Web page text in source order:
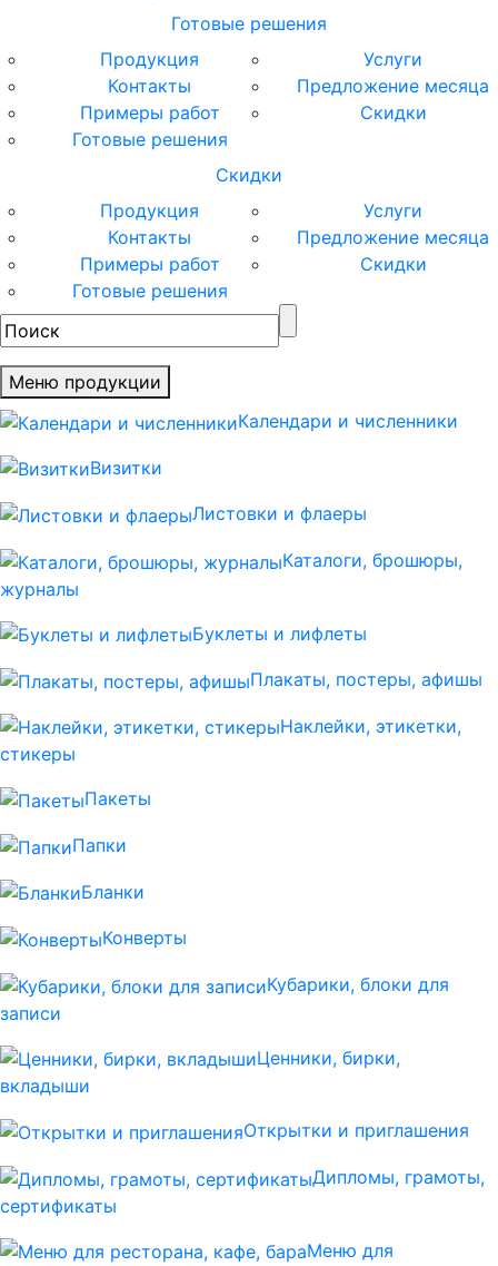
Готовые решения
Продукция
Услуги
Контакты
Предложение месяца
Примеры работ
Скидки
Готовые решения
Скидки
Продукция
Услуги
Контакты
Предложение месяца
Примеры работ
Скидки
Готовые решения
Меню продукции
Календари и численники
Визитки
Листовки и флаеры
Каталоги, брошюры,
журналы
Буклеты и лифлеты
Плакаты, постеры, афишы
Наклейки, этикетки,
стикеры
Пакеты
Папки
Бланки
Конверты
Кубарики, блоки для
записи
Ценники, бирки,
вкладыши
Открытки и приглашения
Дипломы, грамоты,
сертификаты
Меню для